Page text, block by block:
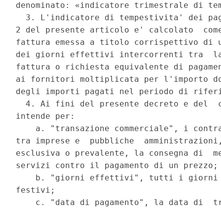
denominato: «indicatore trimestrale di
3. L'indicatore di tempestivita' dei
2 del presente articolo e' calcolato
fattura emessa a titolo corrispettivo di
dei giorni effettivi intercorrenti tra  la
fattura o richiesta equivalente di
ai fornitori moltiplicata per l'importo
degli importi pagati nel periodo di
4. Ai fini del presente decreto e del
intende per:
a. "transazione commerciale", i
tra imprese e  pubbliche
esclusiva o prevalente, la consegna di
servizi contro il pagamento di un
b. "giorni effettivi", tutti i
festivi;
c. "data di pagamento", la data di